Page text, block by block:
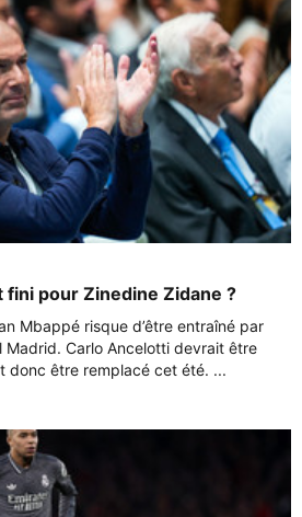
pour Zinedine Zidane ?
Mbappé risque d’être entraîné par
Madrid. Carlo Ancelotti devrait être
donc être remplacé cet été. ...